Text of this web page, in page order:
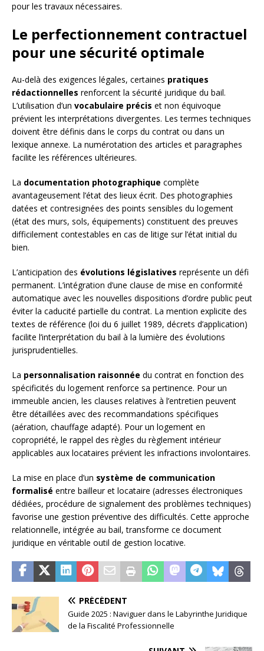
pour les travaux nécessaires.
Le perfectionnement contractuel
pour une sécurité optimale
Au-delà des exigences légales, certaines pratiques
rédactionnelles renforcent la sécurité juridique du bail.
L’utilisation d’un vocabulaire précis et non équivoque
prévient les interprétations divergentes. Les termes techniques
doivent être définis dans le corps du contrat ou dans un
lexique annexe. La numérotation des articles et paragraphes
facilite les références ultérieures.
La documentation photographique complète
avantageusement l’état des lieux écrit. Des photographies
datées et contresignées des points sensibles du logement
(état des murs, sols, équipements) constituent des preuves
difficilement contestables en cas de litige sur l’état initial du
bien.
L’anticipation des évolutions législatives représente un défi
permanent. L’intégration d’une clause de mise en conformité
automatique avec les nouvelles dispositions d’ordre public peut
éviter la caducité partielle du contrat. La mention explicite des
textes de référence (loi du 6 juillet 1989, décrets d’application)
facilite l’interprétation du bail à la lumière des évolutions
jurisprudentielles.
La personnalisation raisonnée du contrat en fonction des
spécificités du logement renforce sa pertinence. Pour un
immeuble ancien, les clauses relatives à l’entretien peuvent
être détaillées avec des recommandations spécifiques
(aération, chauffage adapté). Pour un logement en
copropriété, le rappel des règles du règlement intérieur
applicables aux locataires prévient les infractions involontaires.
La mise en place d’un système de communication
formalisé entre bailleur et locataire (adresses électroniques
dédiées, procédure de signalement des problèmes techniques)
favorise une gestion préventive des difficultés. Cette approche
relationnelle, intégrée au bail, transforme ce document
juridique en véritable outil de gestion locative.
PRÉCÉDENT
Guide 2025 : Naviguer dans le Labyrinthe Juridique
de la Fiscalité Professionnelle